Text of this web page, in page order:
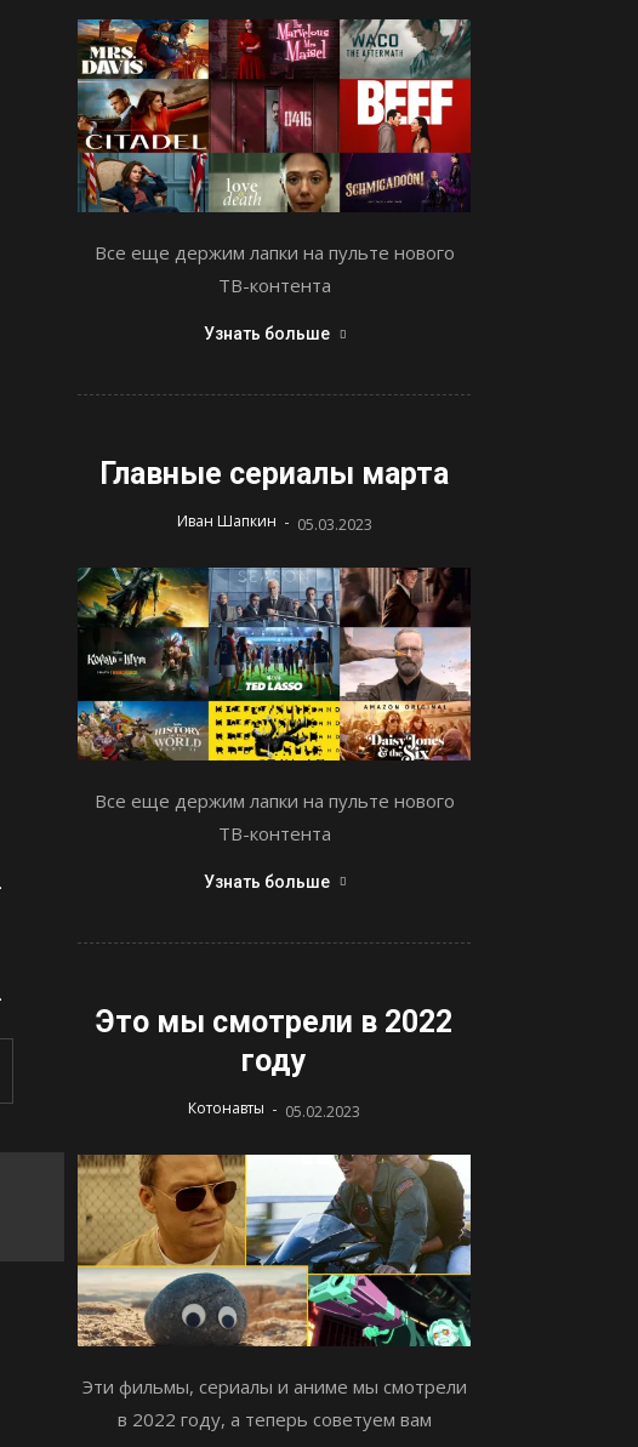
Все еще держим лапки на пульте нового
ТВ-контента
Узнать больше
Главные сериалы марта
Иван Шапкин - 05.03.2023
Все еще держим лапки на пульте нового
ТВ-контента
Узнать больше
Это мы смотрели в 2022
году
Котонавты - 05.02.2023
Эти фильмы, сериалы и аниме мы смотрели
в 2022 году, а теперь советуем вам